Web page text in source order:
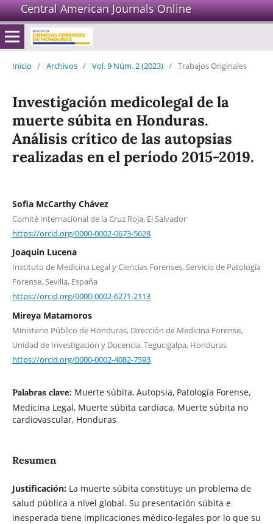
Central American Journals Online
Inicio / Archivos / Vol. 9 Núm. 2 (2023) / Trabajos Originales
Investigación medicolegal de la
muerte súbita en Honduras.
Análisis crítico de las autopsias
realizadas en el período 2015-2019.
Sofia McCarthy Chávez
Comité Internacional de la Cruz Roja, El Salvador
https://orcid.org/0000-0002-0673-5628
Joaquin Lucena
Instituto de Medicina Legal y Ciencias Forenses, Servicio de Patología
Forense, Sevilla, España
https://orcid.org/0000-0002-6271-2113
Mireya Matamoros
Ministerio Público de Honduras, Dirección de Medicina Forense,
Unidad de Investigación y Docencia, Tegucigalpa, Honduras
https://orcid.org/0000-0002-4082-7593
Palabras clave: Muerte súbita, Autopsia, Patología Forense,
Medicina Legal, Muerte súbita cardiaca, Muerte súbita no
cardiovascular, Honduras
Resumen
Justificación:La muerte súbita constituye un problema de
salud pública a nivel global. Su presentación súbita e
inesperada tiene implicaciones médico-legales por lo que su